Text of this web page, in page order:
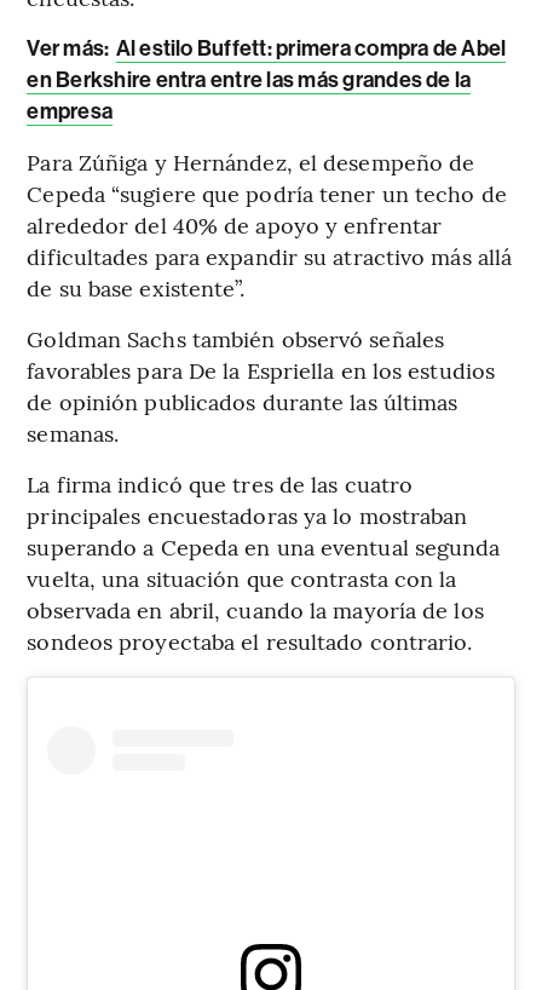
Ver más: Al estilo Buffett: primera compra de Abel
en Berkshire entra entre las más grandes de la
empresa
Para Zúñiga y Hernández, el desempeño de
Cepeda “sugiere que podría tener un techo de
alrededor del 40% de apoyo y enfrentar
dificultades para expandir su atractivo más allá
de su base existente”.
Goldman Sachs también observó señales
favorables para De la Espriella en los estudios
de opinión publicados durante las últimas
semanas.
La firma indicó que tres de las cuatro
principales encuestadoras ya lo mostraban
superando a Cepeda en una eventual segunda
vuelta, una situación que contrasta con la
observada en abril, cuando la mayoría de los
sondeos proyectaba el resultado contrario.